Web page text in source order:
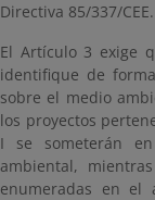
Directiva 85/337/CEE.
El Artículo 3 exige
identifique de
sobre el medio
los proyectos
I se someterán
ambiental,
enumeradas en el